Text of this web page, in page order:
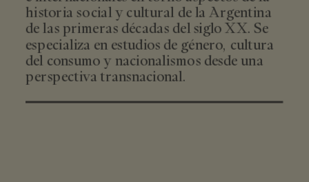
historia social y cultural de la Argentina
de las primeras décadas del siglo XX. Se
especializa en estudios de género, cultura
del consumo y nacionalismos desde una
perspectiva transnacional.